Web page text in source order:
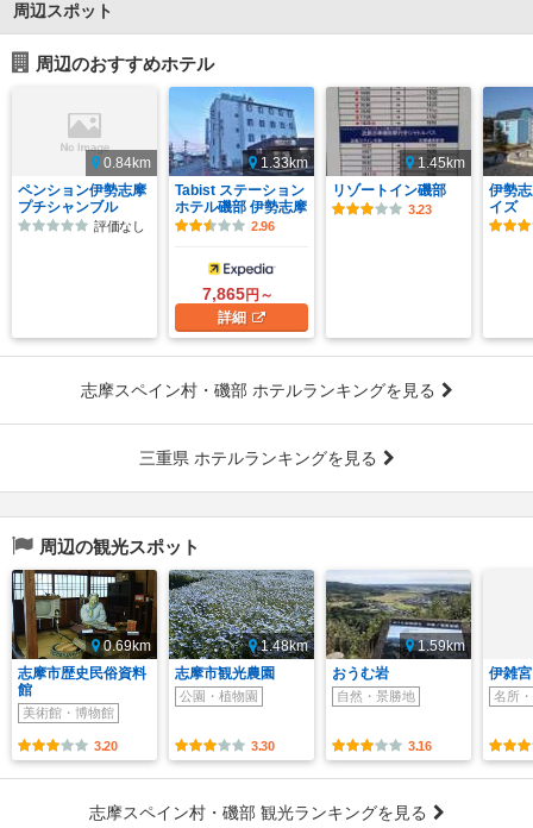
周辺スポット
周辺のおすすめホテル
0.84km
ペンション伊勢志摩
プチシャンブル
評価なし
1.33km
Tabist ステーション
ホテル磯部 伊勢志摩
2.96
7,865円～
詳細
1.45km
リゾートイン磯部
3.23
伊勢
イズ
志摩スペイン村・磯部 ホテルランキングを見る
三重県 ホテルランキングを見る
周辺の観光スポット
0.69km
志摩市歴史民俗資料
館
美術館・博物館
3.20
1.48km
志摩市観光農園
公園・植物園
3.30
1.59km
おうむ岩
自然・景勝地
3.16
伊雑宮
名所
志摩スペイン村・磯部 観光ランキングを見る